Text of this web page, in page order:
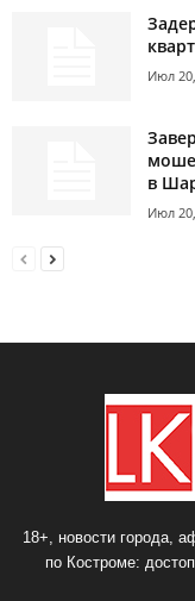
Июл
в
Июл
18+, новости города,
по Костроме: